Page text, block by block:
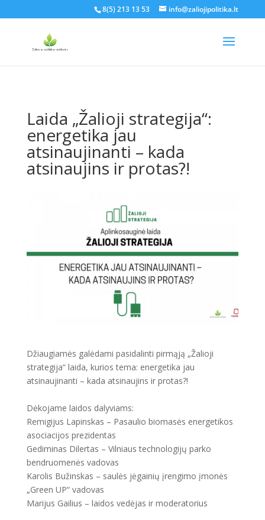
8(5) 213 13 53 info@zaliojipolitika.lt
Laida „Žalioji strategija“:
energetika jau
atsinaujinanti – kada
atsinaujins ir protas?!
Džiaugiamės galėdami pasidalinti pirmąją „Žalioji
strategija“ laida, kurios tema: energetika jau
atsinaujinanti – kada atsinaujins ir protas?!
Dėkojame laidos dalyviams:
Remigijus Lapinskas – Pasaulio biomasės energetikos
asociacijos prezidentas
Gediminas Dilertas – Vilniaus technologijų parko
bendruomenės vadovas
Karolis Bužinskas – saulės jėgainių įrengimo įmonės
„Green UP“ vadovas
Marijus Gailius – laidos vedėjas ir moderatorius